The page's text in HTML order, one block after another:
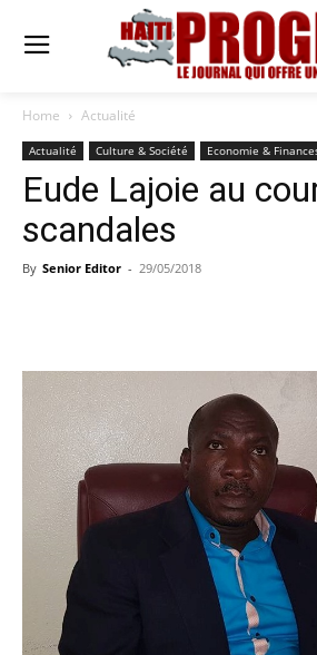
Home Actualité
Actualité Culture & Société Economie &
Eude Lajoie au
scandales
By Senior Editor - 29/05/2018